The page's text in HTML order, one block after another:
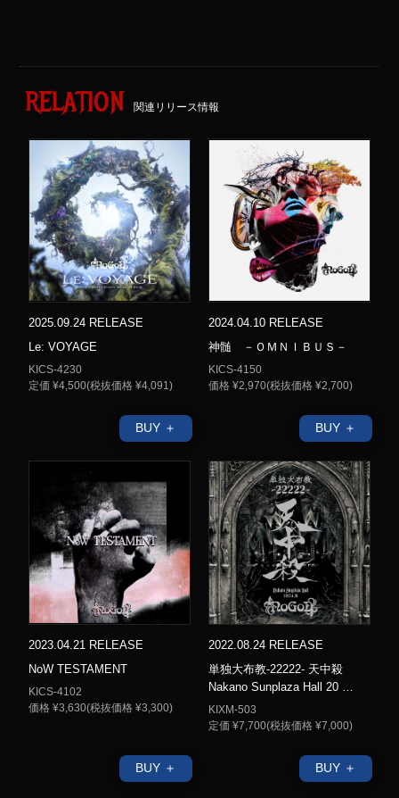
RELATION 関連リリース情報
2025.09.24 RELEASE
Le: VOYAGE
KICS-4230
定価 ¥4,500(税抜価格 ¥4,091)
BUY ＋
2024.04.10 RELEASE
神髄 －ＯＭＮＩＢＵＳ－
KICS-4150
価格 ¥2,970(税抜価格 ¥2,700)
BUY ＋
2023.04.21 RELEASE
NoW TESTAMENT
KICS-4102
価格 ¥3,630(税抜価格 ¥3,300)
BUY ＋
2022.08.24 RELEASE
単独大布教-22222- 天中殺
Nakano Sunplaza Hall 20 …
KIXM-503
定価 ¥7,700(税抜価格 ¥7,000)
BUY ＋